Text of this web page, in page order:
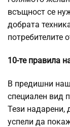
всъщност се
добрата
потребителите
10-те правила
В предишни
специален вид
Тези надарени,
успели да